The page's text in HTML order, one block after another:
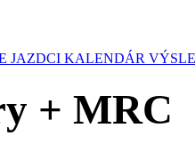
JAZDCI KALENDÁR
+ MRC